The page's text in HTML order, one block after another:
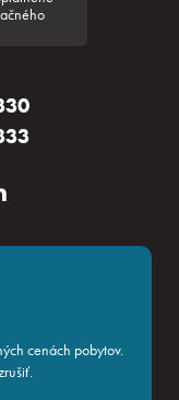
cenách pobytov.